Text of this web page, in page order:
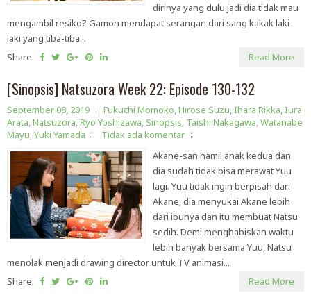
dirinya yang dulu jadi dia tidak mau
mengambil resiko? Gamon mendapat serangan dari sang kakak laki-
laki yang tiba-tiba...
Share:
Read More
[Sinopsis] Natsuzora Week 22: Episode 130-132
September 08, 2019 Fukuchi Momoko,Hirose Suzu,Ihara Rikka,Iura
Arata,Natsuzora,Ryo Yoshizawa, Sinopsis, Taishi Nakagawa,Watanabe
Mayu,Yuki Yamada
Tidak ada komentar
Akane-san hamil anak kedua dan
dia sudah tidak bisa merawat Yuu
lagi. Yuu tidak ingin berpisah dari
Akane, dia menyukai Akane lebih
dari ibunya dan itu membuat Natsu
sedih. Demi menghabiskan waktu
lebih banyak bersama Yuu, Natsu
menolak menjadi drawing director untuk TV animasi...
Share:
Read More